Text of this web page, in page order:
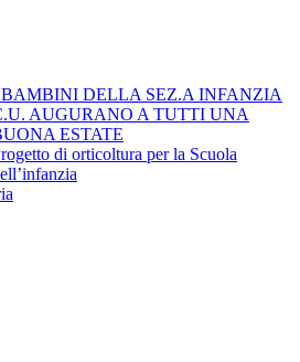
DELLA SEZ.A INFANZIA
AUGURANO A TUTTI UNA
ESTATE
di orticoltura per la Scuola